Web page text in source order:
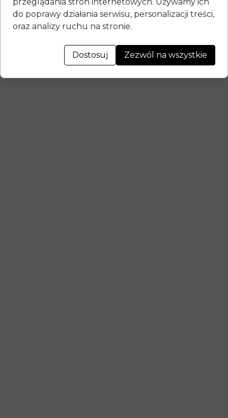
do poprawy działania serwisu, personalizacji treści,
oraz analizy ruchu na stronie.
Dostosuj Zezwól na wszystkie